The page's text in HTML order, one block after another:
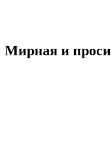
Мирная и